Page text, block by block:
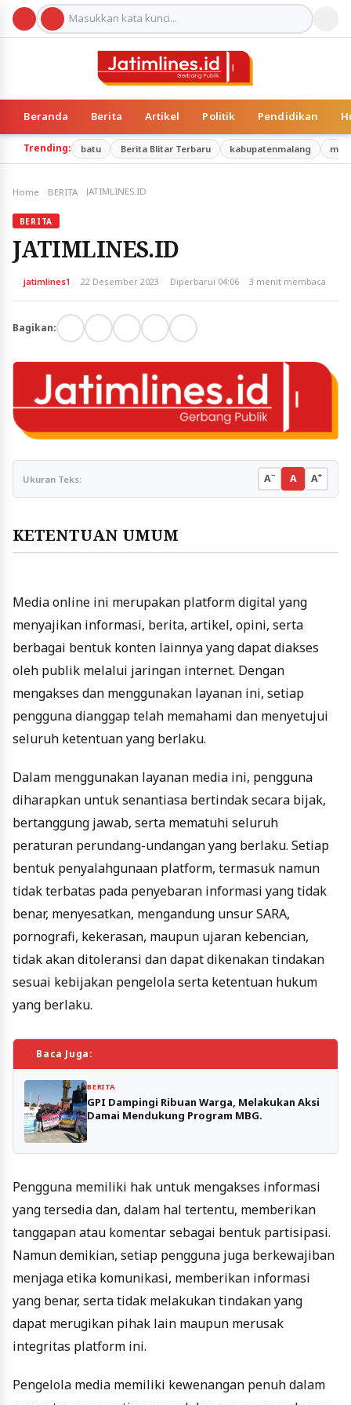
Beranda Berita Artikel Politik Pendidikan
Trending: batu Berita Blitar Terbaru kabupatenmalang
Home BERITA JATIMLINES.ID
BERITA
JATIMLINES.ID
jatimlines1 22 Desember 2023 Diperbarui 04:06 3 menit membaca
Bagikan:
Ukuran Teks: A− A A+
KETENTUAN UMUM
Media online ini merupakan platform digital yang
menyajikan informasi, berita, artikel, opini, serta
berbagai bentuk konten lainnya yang dapat diakses
oleh publik melalui jaringan internet. Dengan
mengakses dan menggunakan layanan ini, setiap
pengguna dianggap telah memahami dan menyetujui
seluruh ketentuan yang berlaku.
Dalam menggunakan layanan media ini, pengguna
diharapkan untuk senantiasa bertindak secara bijak,
bertanggung jawab, serta mematuhi seluruh
peraturan perundang-undangan yang berlaku. Setiap
bentuk penyalahgunaan platform, termasuk namun
tidak terbatas pada penyebaran informasi yang tidak
benar, menyesatkan, mengandung unsur SARA,
pornografi, kekerasan, maupun ujaran kebencian,
tidak akan ditoleransi dan dapat dikenakan tindakan
sesuai kebijakan pengelola serta ketentuan hukum
yang berlaku.
Baca Juga:
BERITA
GPI Dampingi Ribuan Warga, Melakukan Aksi
Damai Mendukung Program MBG.
Pengguna memiliki hak untuk mengakses informasi
yang tersedia dan, dalam hal tertentu, memberikan
tanggapan atau komentar sebagai bentuk partisipasi.
Namun demikian, setiap pengguna juga berkewajiban
menjaga etika komunikasi, memberikan informasi
yang benar, serta tidak melakukan tindakan yang
dapat merugikan pihak lain maupun merusak
integritas platform ini.
Pengelola media memiliki kewenangan penuh dalam